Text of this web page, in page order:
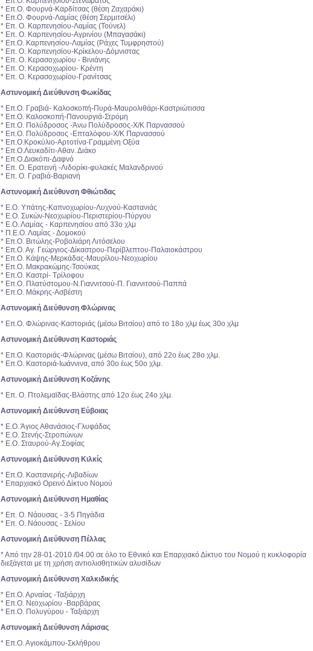
* Επ.Ο. Φουρνά-Καρδίτσας (θέση Ζαχαράκι)
* Επ.Ο. Φουρνά-Λαμίας (θέση Σερμιτσέλι)
* Επ. Ο. Καρπενησίου-Λαμίας (Τούνελ)
* Επ. Ο. Καρπενησίου-Αγρινίου (Μπαγασάκι)
* Επ.Ο. Καρπενησίου-Λαμίας (Ράχες Τυμφρηστού)
* Επ. Ο. Καρπενησίου-Κρίκελου-Δόμνιστας
* Επ. Ο. Κερασοχωρίου - Βινιάνης
* Επ. Ο. Κερασοχωρίου- Κρέντη
* Επ. Ο. Κερασοχωρίου-Γρανίτσας
Αστυνομική Διεύθυνση Φωκίδας
* Επ.Ο. Γραβιά- Καλοσκοπή-Πυρά-Μαυρολιθάρι-Καστριώτισσα
* Επ.Ο. Καλοσκοπή-Πανουργιά-Στρόμη
* Επ.Ο. Πολύδροσος -Άνω Πολύδροσος-Χ/Κ Παρνασσού
* Επ.Ο. Πολύδροσος -Επταλόφου-Χ/Κ Παρνασσού
* Επ.Ο.Κροκύλιο-Αρτοτίνα-Γραμμένη Οξύα
* Επ.Ο.Λευκαδίτι-Αθαν. Διάκο
* Επ.Ο.Διακόπι-Δαφνό
* Επ. Ο. Ερατεινή -Λιδορίκι-φυλακές Μαλανδρινού
* Επ. Ο. Γραβιά-Βαριανή
Αστυνομική Διεύθυνση Φθιώτιδας
* Ε.Ο. Υπάτης-Καπνοχωρίου-Λυχνού-Καστανιάς
* Ε.Ο. Συκών-Νεοχωρίου-Περιστερίου-Πύργου
* Ε.Ο. Λαμίας - Καρπενησίου από 33ο χλμ
* Π.Ε.Ο. Λαμίας - Δομοκού
* Επ.Ο. Βιτώλης-Ροβολιάρη Λιτόσελου
* Επ.Ο. Αγ. Γεώργιος-Δίκαστρου-Περίβλεπτου-Παλαιοκάστρου
* Επ.Ο. Κάψης-Μερκάδας-Μαυρίλου-Νεοχωρίου
* Επ.Ο. Μακρακώμης-Τσούκας
* Επ.Ο. Καστρί- Τρίλοφου
* Επ.Ο. Πλατύστομου-Ν.Γιαννιτσού-Π. Γιαννιτσού-Παππά
* Επ.Ο. Μάκρης-Ασβέστη
Αστυνομική Διεύθυνση Φλώρινας
* Επ.Ο. Φλώρινας-Καστοριάς (μέσω Βιτσίου) από το 18ο χλμ έως 30ο χλμ
Αστυνομική Διεύθυνση Καστοριάς
* Επ.Ο. Καστοριάς-Φλώρινας (μέσω Βιτσίου), από 22ο έως 28ο χλμ.
* Επ.Ο. Καστοριά-Ιωάννινα, από 30ο έως 50ο χλμ.
Αστυνομική Διεύθυνση Κοζάνης
* Επ. Ο. Πτολεμαϊδας-Βλάστης από 12ο έως 24ο χλμ.
Αστυνομική Διεύθυνση Εύβοιας
* Ε.Ο. Άγιος Αθανάσιος-Γλυφάδας
* Ε.Ο. Στενής-Στροπώνων
* Ε.Ο. Σταυρού-Αγ.Σοφίας
Αστυνομική Διεύθυνση Κιλκίς
* Επ.Ο. Καστανερής-Λιβαδίων
* Επαρχιακό Ορεινό Δίκτυο Νομού
Αστυνομική Διεύθυνση Ημαθίας
* Επ. Ο. Νάουσας - 3-5 Πηγάδια
* Επ. Ο. Νάουσας - Σελίου
Αστυνομική Διεύθυνση Πέλλας
* Από την 28-01-2010 /04.00 σε όλο το Εθνικό και Επαρχιακό Δίκτυο του Νομού η κυκλοφορία
διεξάγεται με τη χρήση αντιολισθητικών αλυσίδων
Αστυνομική Διεύθυνση Χαλκιδικής
* Επ.Ο. Αρναίας -Ταξιάρχη
* Επ.Ο. Νεοχωρίου -Βαρβάρας
* Επ.Ο. Πολυγύρου - Ταξιάρχη
Αστυνομική Διεύθυνση Λάρισας
* Επ.Ο. Αγιοκάμπου-Σκλήθρου